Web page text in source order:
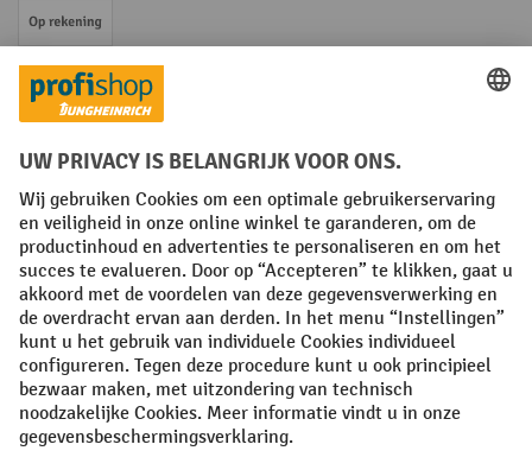
Op rekening
Sociale netwerken
Facebook
YouTube
LinkedIn
Instagram
Algemene leveringsvoorwaarden Copyright
Privacyverklaring Privacy Instellingen
All prices excl. VAT plusshipping costsand possible delivery charges,
if not stated otherwise.
¹ De korting is geldig zolang de voorraad strekt. De korting is niet van